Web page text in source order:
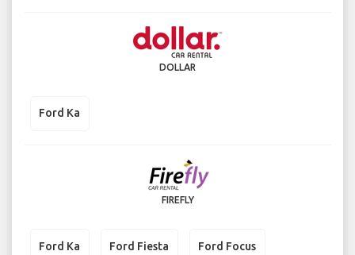
DOLLAR
Ford Ka
FIREFLY
Ford Ka Ford Fiesta Ford Focus